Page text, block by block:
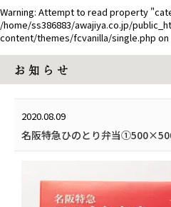
Warning: Attempt to read property
/home/ss386883/awajiya.co.jp/
content/themes/fcvanilla/single.php on
お 知 ら せ
2020.08.09
名阪特急ひのとり弁当